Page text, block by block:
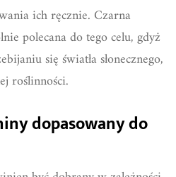
ich ręcznie. Czarna
polecana do tego celu, gdyż
się światła słonecznego,
roślinności.
dopasowany do